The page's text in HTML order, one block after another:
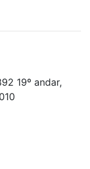
19º andar,